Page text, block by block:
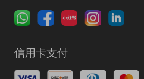
信用卡支付